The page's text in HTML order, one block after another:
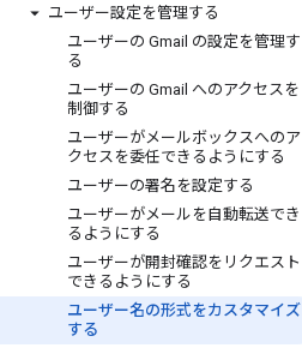
ユーザー設定を管理する
ユーザーの Gmail の設定を管理す
る
ユーザーの Gmail へのアクセスを
制御する
ユーザーがメールボックスへのア
クセスを委任できるようにする
ユーザーの署名を設定する
ユーザーがメールを自動転送でき
るようにする
ユーザーが開封確認をリクエスト
できるようにする
ユーザー名の形式をカスタマイズ
する